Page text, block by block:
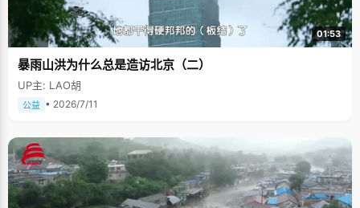
01:53
暴雨山洪为什么总是造访北京（二）
UP主: LAO胡
公益 • 2026/7/11